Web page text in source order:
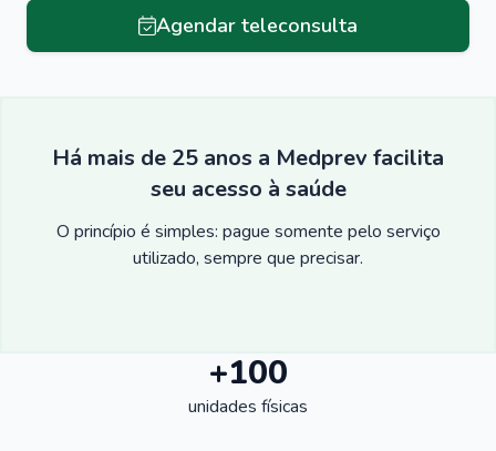
Agendar teleconsulta
Há mais de 25 anos a Medprev facilita
seu acesso à saúde
O princípio é simples: pague somente pelo serviço
utilizado, sempre que precisar.
+100
unidades físicas